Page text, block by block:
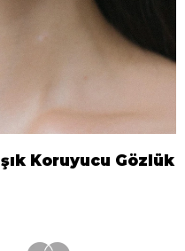
Koruyucu Gözlük